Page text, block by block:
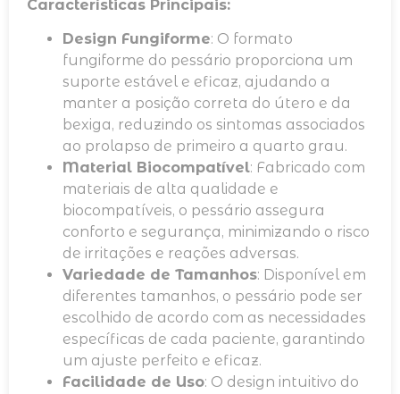
Características Principais:
Design Fungiforme: O formato
fungiforme do pessário proporciona um
suporte estável e eficaz, ajudando a
manter a posição correta do útero e da
bexiga, reduzindo os sintomas associados
ao prolapso de primeiro a quarto grau.
Material Biocompatível: Fabricado com
materiais de alta qualidade e
biocompatíveis, o pessário assegura
conforto e segurança, minimizando o risco
de irritações e reações adversas.
Variedade de Tamanhos: Disponível em
diferentes tamanhos, o pessário pode ser
escolhido de acordo com as necessidades
específicas de cada paciente, garantindo
um ajuste perfeito e eficaz.
Facilidade de Uso: O design intuitivo do